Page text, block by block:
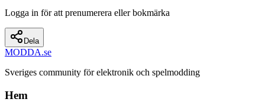
Logga in för att prenumerera eller bokmärka
Dela
MODDA.se
Sveriges community för elektronik och spelmodding
Hem